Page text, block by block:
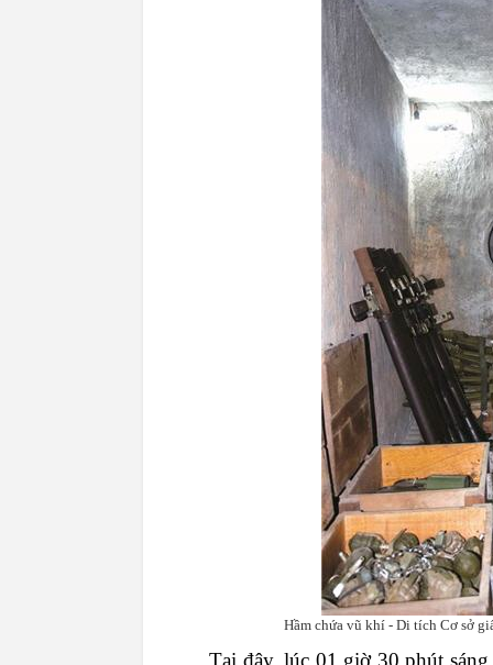
Hầm chứa vũ khí - Di tích Cơ sở
Tại đây,lúc 01 giờ30phút sáng